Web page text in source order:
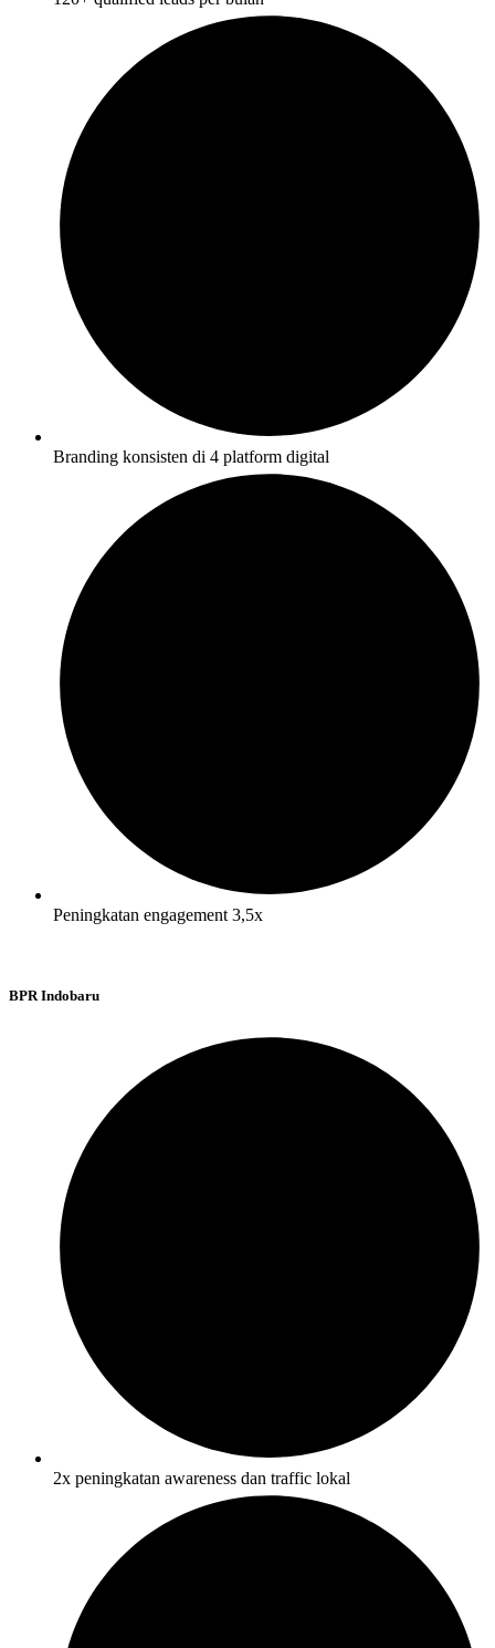
Branding konsisten di 4 platform digital
Peningkatan engagement 3,5x
BPR Indobaru
2x peningkatan awareness dan traffic lokal